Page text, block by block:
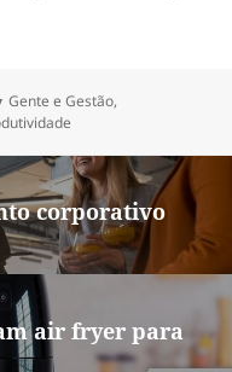
Categorias
Gente e Gestão,
corporativo
air fryer para